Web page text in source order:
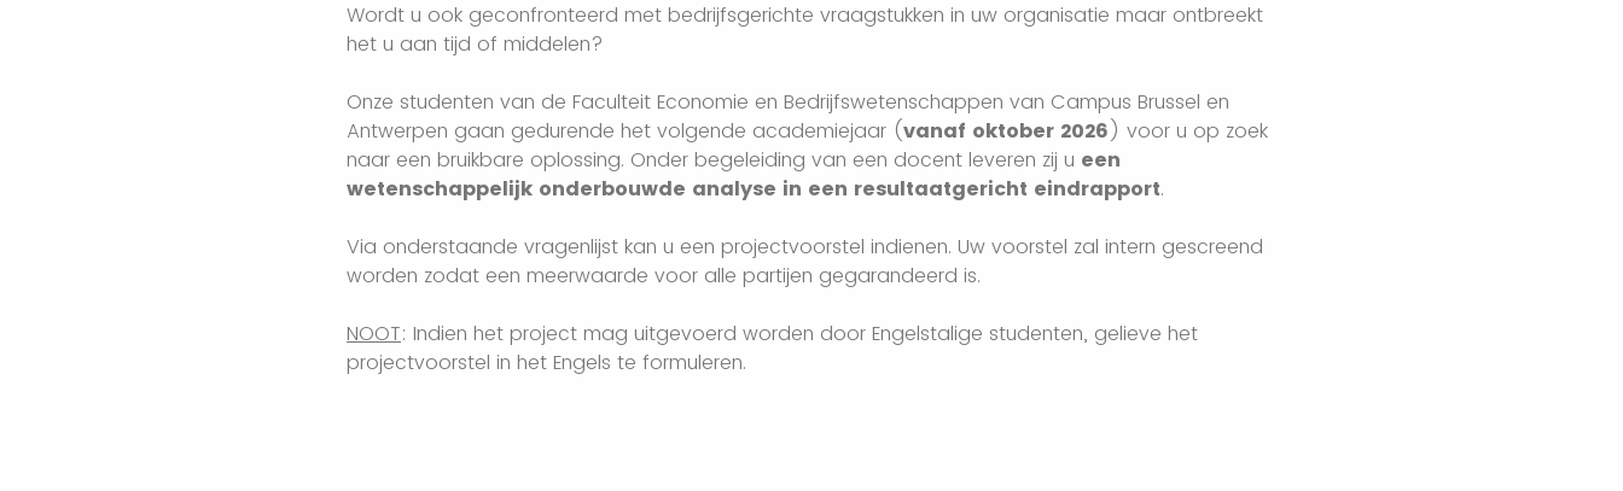
Wordt u ook geconfronteerd met bedrijfsgerichte vraagstukken in uw organisatie maar ontbreekt
het u aan tijd of middelen?
Onze studenten van de Faculteit Economie en Bedrijfswetenschappen van Campus Brussel en
Antwerpen gaan gedurende het volgende academiejaar (vanaf oktober 2026) voor u op zoek
naar een bruikbare oplossing. Onder begeleiding van een docent leveren zij u een
wetenschappelijk onderbouwde analyse in een resultaatgericht eindrapport.
Via onderstaande vragenlijst kan u een projectvoorstel indienen. Uw voorstel zal intern gescreend
worden zodat een meerwaarde voor alle partijen gegarandeerd is.
NOOT: Indien het project mag uitgevoerd worden door Engelstalige studenten, gelieve het
projectvoorstel in het Engels te formuleren.